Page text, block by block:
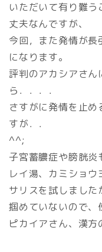
いただいて有り難
丈夫なんですが、
今回，また発情が
になります。
評判のアカシアさ
ら．．．．
さすがに発情を止
すが．．
^^;
子宮蓄膿症や膀胱炎
レイ湯、カミショ
サリスを試しまし
掴めていないので、
ピカイアさん、漢方